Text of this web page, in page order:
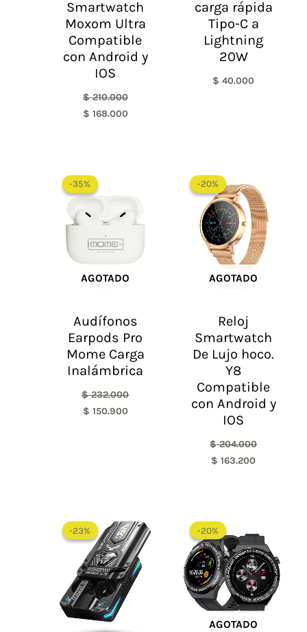
Smartwatch
Moxom Ultra
Compatible
con Android y
IOS
$210.000
$ 168.000
carga rápida
Tipo-C a
Lightning
20W
$ 40.000
-35%
AGOTADO
-35%
Audífonos
Earpods Pro
Mome Carga
Inalámbrica
$232.000
precio
original
$ 232.000.
$ 150.900
-20%
AGOTADO
-20%
Reloj
Smartwatch
De Lujo hoco.
Y8
Compatible
con Android y
IOS
$204.000
precio
original
era:
$ 204.000.
$ 163.200
actual
es:
$ 163.200.
-23%
-23%precio
original
era:
$ 180.000.
precio
actual
es:
$ 139.450.
-20%
AGOTADO
-20%precio
original
era:
$ 185.000.
actual
es:
$ 148.000.